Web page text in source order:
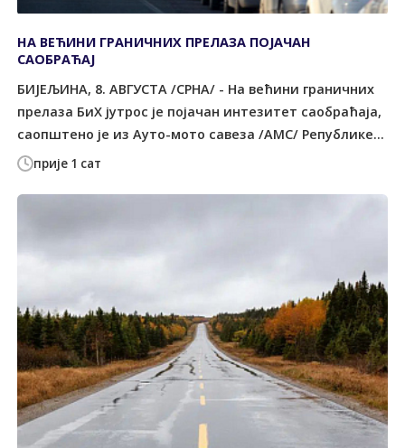
прије 1 сат
НА ВЕЋИНИ ГРАНИЧНИХ ПРЕЛАЗА ПОЈАЧАН
САОБРАЋАЈ
БИЈЕЉИНА, 8. АВГУСТА /СРНА/ - На већини граничних
прелаза БиХ јутрос је појачан интезитет саобраћаја,
саопштено је из Ауто-мото савеза /АМС/ Републике...